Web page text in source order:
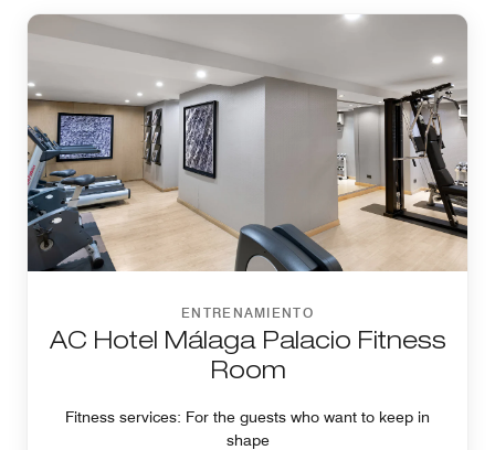
ENTRENAMIENTO
AC Hotel Málaga Palacio Fitness
Room
Fitness services: For the guests who want to keep in
shape